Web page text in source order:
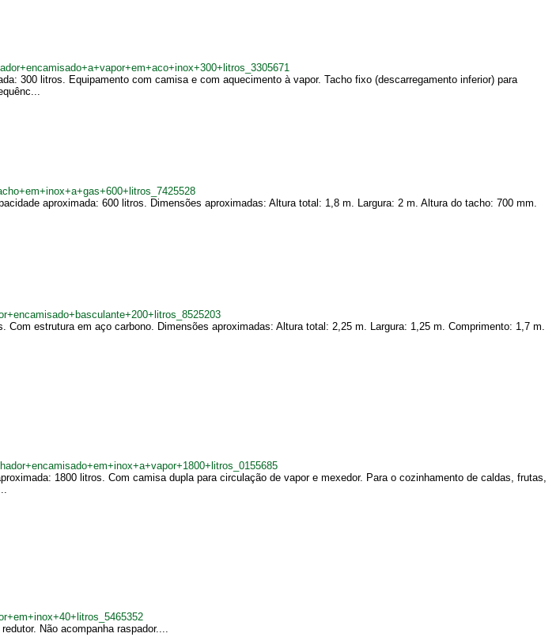
300 litros. Equipamento com camisa e com aquecimento à vapor. Tacho fixo (descarregamento inferior) para
aproximada: 600 litros. Dimensões aproximadas: Altura total: 1,8 m. Largura: 2 m. Altura do tacho: 700 mm.
estrutura em aço carbono. Dimensões aproximadas: Altura total: 2,25 m. Largura: 1,25 m. Comprimento: 1,7 m.
1800 litros. Com camisa dupla para circulação de vapor e mexedor. Para o cozinhamento de caldas, frutas,
Não acompanha raspador....